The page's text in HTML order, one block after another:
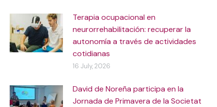
Terapia ocupacional en
neurorrehabilitación: recuperar la
autonomía a través de actividades
cotidianas
16 July, 2026
David de Noreña participa en la
Jornada de Primavera de la Societat